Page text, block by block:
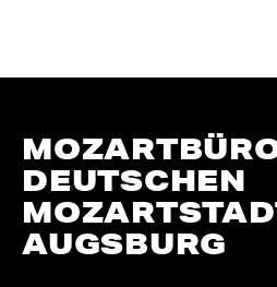
DEUTSCHEN
AUGSBURG